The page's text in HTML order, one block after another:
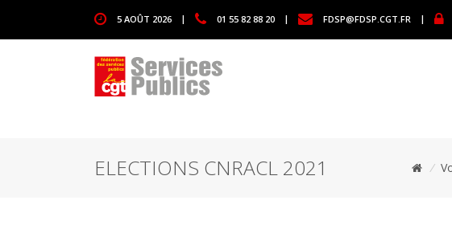
5 AOÛT 2026 | 01 55 82 88 20 | FDSP@FDSP.CGT.FR |
ELECTIONS CNRACL 2021 /